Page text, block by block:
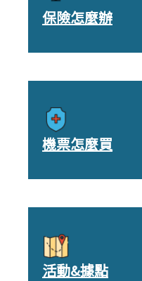
保險怎麼辦
機票怎麼買
活動&據點